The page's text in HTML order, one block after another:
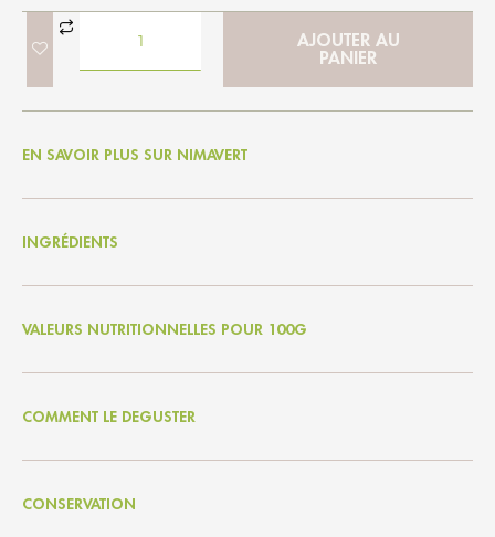
AJOUTER AU
PANIER
EN SAVOIR PLUS SUR NIMAVERT
INGRÉDIENTS
VALEURS NUTRITIONNELLES POUR 100G
COMMENT LE DEGUSTER
CONSERVATION